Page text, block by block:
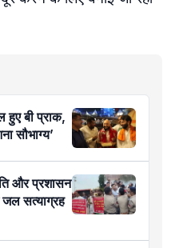
हुए बी प्राक,
सौभाग्य’
और प्रशासन
सत्याग्रह